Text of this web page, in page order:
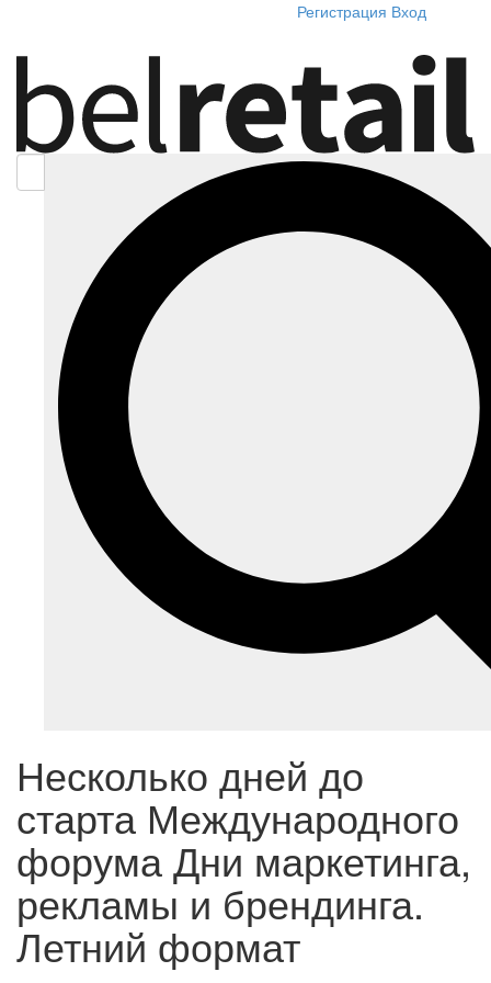
Регистрация Вход
Несколько дней до
старта Международного
форума Дни маркетинга,
рекламы и брендинга.
Летний формат